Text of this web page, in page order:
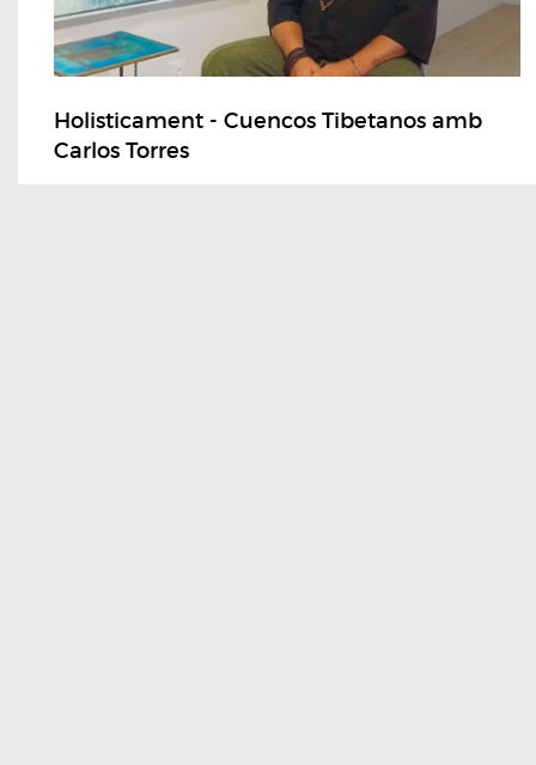
Holisticament - Cuencos Tibetanos amb
Carlos Torres